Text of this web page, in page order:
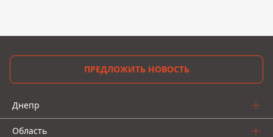
ПРЕДЛОЖИТЬ НОВОСТЬ
Днепр
Область